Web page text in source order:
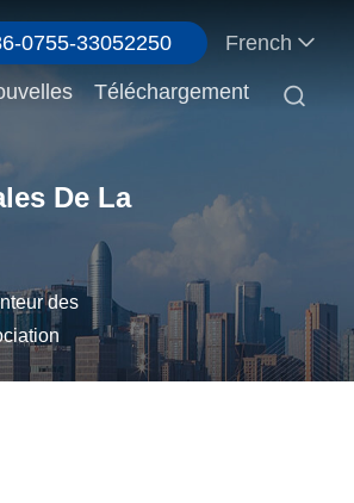
0755-33052250 French
Téléchargement 
De La
des